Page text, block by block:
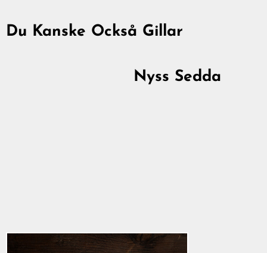
Du Kanske Också Gillar
Nyss Sedda